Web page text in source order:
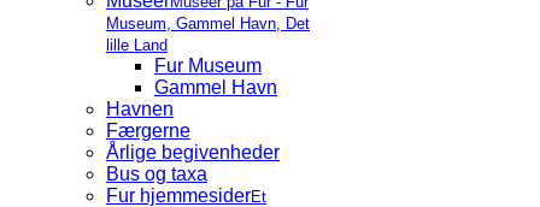
Museum, Gammel Havn, Det
lille Land
Fur Museum
Gammel Havn
Havnen
Færgerne
Årlige begivenheder
Bus og taxa
Fur hjemmesiderEt